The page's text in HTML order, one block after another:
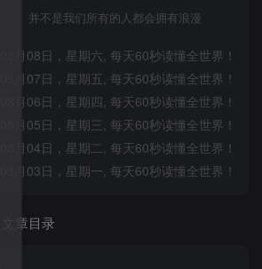
并不是我们所有的人都会拥有浪漫
08月08日，星期六, 每天60秒读懂全世界！
08月07日，星期五, 每天60秒读懂全世界！
08月06日，星期四, 每天60秒读懂全世界！
08月05日，星期三, 每天60秒读懂全世界！
08月04日，星期二, 每天60秒读懂全世界！
08月03日，星期一, 每天60秒读懂全世界！
文章目录